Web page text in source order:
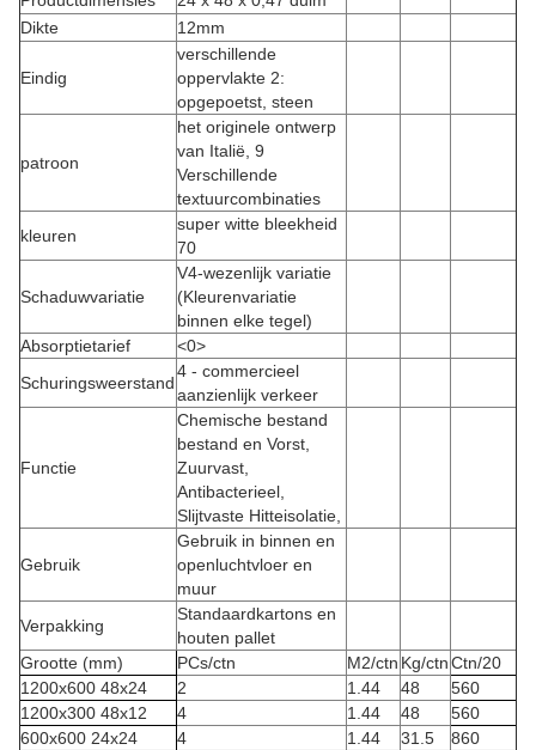
Dikte
12mm
Eindig
verschillende
oppervlakte 2:
opgepoetst, steen
patroon
het originele ontwerp
van Italië, 9
Verschillende
textuurcombinaties
kleuren
super witte bleekheid
70
Schaduwvariatie
V4-wezenlijk variatie
(Kleurenvariatie
binnen elke tegel)
Absorptietarief
<0>
Schuringsweerstand
4 - commercieel
aanzienlijk verkeer
Functie
Chemische bestand
bestand en Vorst,
Zuurvast,
Antibacterieel,
Slijtvaste Hitteisolatie,
Gebruik
Gebruik in binnen en
openluchtvloer en
muur
Verpakking
Standaardkartons en
houten pallet
Grootte (mm)
PCs/ctn M2/ctn Kg/ctnCtn/20
1200x600 48x24
2 1.44 48
560
1200x300 48x12
4 1.44 48
560
600x600 24x24
4 1.44 31.5
860